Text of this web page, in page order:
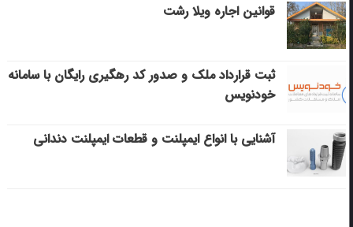
قوانین اجاره ویلا رشت
ثبت قرارداد ملک و صدور کد رهگیری رایگان با سامانه
خودنویس
آشنایی با انواع ایمپلنت و قطعات ایمپلنت دندانی